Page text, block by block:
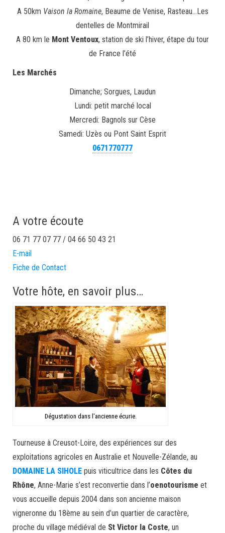
A 50km Vaison la Romaine, Beaume de Venise, Rasteau…Les
dentelles de Montmirail
A 80 km le Mont Ventoux, station de ski l’hiver, étape du tour
de France l’été
Les Marchés
Dimanche; Sorgues, Laudun
Lundi: petit marché local
Mercredi: Bagnols sur Cèse
Samedi: Uzès ou Pont Saint Esprit
0671770777
A votre écoute
06 71 77 07 77 / 04 66 50 43 21
E-mail
Fiche de Contact
Votre hôte, en savoir plus…
Dégustation dans l'ancienne écurie.
Tourneuse à Creusot-Loire, des expériences sur des
exploitations agricoles en Australie et Nouvelle-Zélande, au
DOMAINE LA SIHOLE puis viticultrice dans les Côtes du
Rhône, Anne-Marie s’est reconvertie dans l’oenotourisme et
vous accueille depuis 2004 dans son ancienne maison
vigneronne du 18ème au sein d’un quartier de caractère,
proche du village médiéval de St Victor la Coste, un